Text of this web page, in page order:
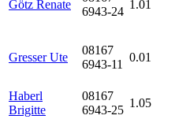
Götz Renate
6943-24
1.01
Gresser Ute
08167
6943-11
0.01
Haberl
Brigitte
08167
6943-25
1.05